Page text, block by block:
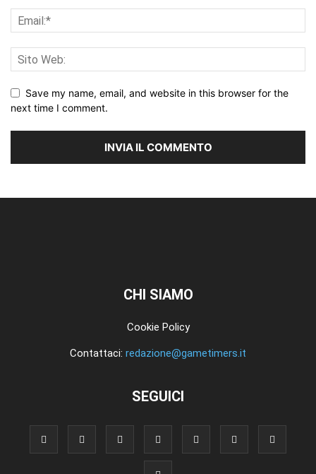
Save my name, email, and website in this browser for the
next time I comment.
CHI SIAMO
Cookie Policy
Contattaci: redazione@gametimers.it
SEGUICI